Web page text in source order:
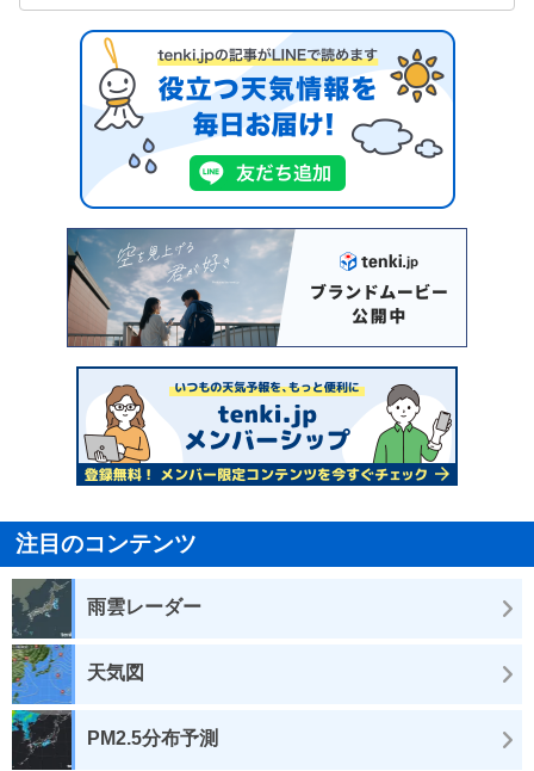
注目のコンテンツ
雨雲レーダー
天気図
PM2.5分布予測